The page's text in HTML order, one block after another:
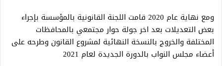
ومع نهاية عام 2020 قامت اللجنة القانونية بالمؤسسة بإجراء
بعض التعديلات بعد اخر جولة حوار مجتمعي بالمحافظات
المختلفة والخروج بالنسخة النهائية لمشروع القانون وطرحه على
أعضاء مجلس النواب بالدورة الجديدة لعام 2021